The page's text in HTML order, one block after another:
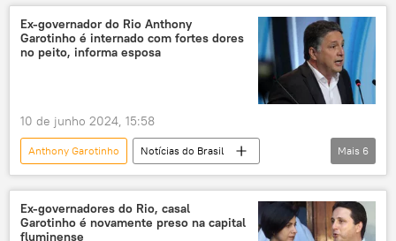
São Paulo
José Roberto Arruda
Campos dos Goytacazes
ficha limpa
Lei da Ficha Limpa
corrupção
crime eleitoral
Ex-governador do Rio Anthony
Garotinho é internado com fortes dores
no peito, informa esposa
10 de junho 2024, 15:58
Anthony Garotinho
Notícias do Brasil
Rio de Janeiro
Republicanos
Dr. Rosinha
Odebrecht
Américas
Lava Jato
Mais 6
Ex-governadores do Rio, casal
Garotinho é novamente preso na capital
fluminense